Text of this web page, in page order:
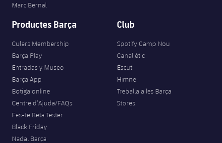
Marc Bernal
Productes Barça
Culers Membership
Barça Play
Entradas y Museo
Barça App
Botiga online
Centre d’Ajuda/FAQs
Fes-te Beta Tester
Black Friday
Nadal Barça
Club
Spotify Camp Nou
Canal ètic
Escut
Himne
Treballa a les Barça
Stores